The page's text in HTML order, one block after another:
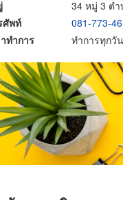
34 หมู่ 3 ตำ
ศัพท์
081-773-
ทำการ
ทำการทุกวั